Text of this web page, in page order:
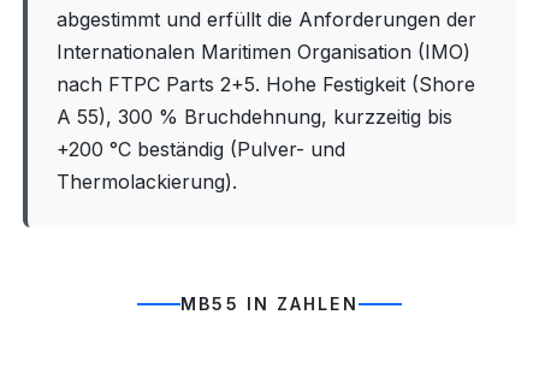
abgestimmt und erfüllt die Anforderungen der
Internationalen Maritimen Organisation (IMO)
nach FTPC Parts 2+5. Hohe Festigkeit (Shore
A 55), 300 % Bruchdehnung, kurzzeitig bis
+200 °C beständig (Pulver- und
Thermolackierung).
MB55 IN ZAHLEN